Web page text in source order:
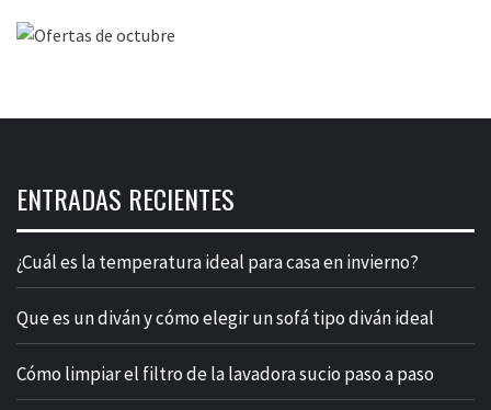
ENTRADAS RECIENTES
¿Cuál es la temperatura ideal para casa en invierno?
Que es un diván y cómo elegir un sofá tipo diván ideal
Cómo limpiar el filtro de la lavadora sucio paso a paso